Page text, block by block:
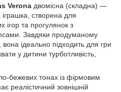
Verona двомісна (складна) —
створена для
ігор та прогулянок з
Завдяки продуманому
ідеально підходить для гри
у дитини турботливість,
бежевих тонах із фірмовим
реалістичний зовнішній